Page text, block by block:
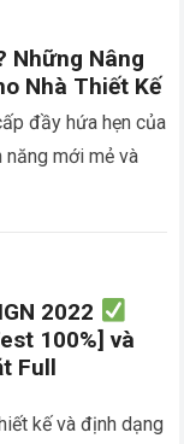
Những Nâng
Nhà Thiết Kế
đầy hứa hẹn của
mới mẻ và
2022
100%] và
Full
kế và định dạng